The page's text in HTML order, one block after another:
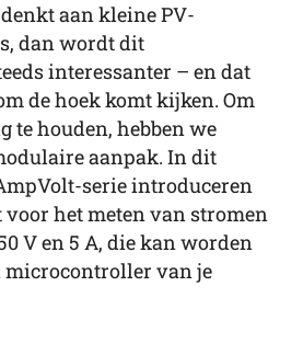
aan kleine PV-
dan wordt dit
interessanter – en dat
de hoek komt kijken. Om
te houden, hebben we
aanpak. In dit
serie introduceren
het meten van stromen
V en 5 A, die kan worden
microcontroller van je